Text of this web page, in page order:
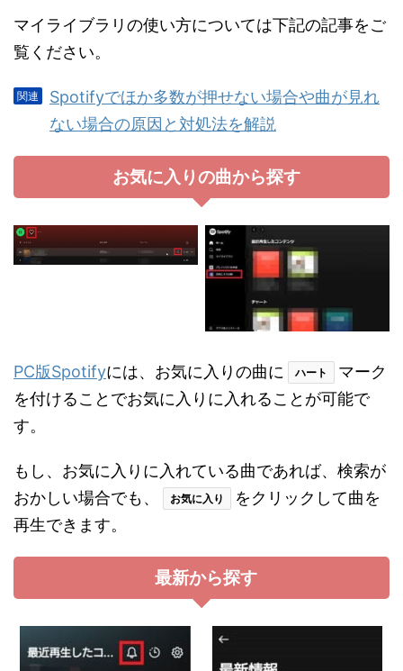
マイライブラリの使い方については下記の記事をご
覧ください。
Spotifyでほか多数が押せない場合や曲が見れ
ない場合の原因と対処法を解説
お気に入りの曲から探す
PC版Spotifyには、お気に入りの曲に ハート
マーク
を付けることでお気に入りに入れることが可能で
す。
もし、お気に入りに入れている曲であれば、検索が
おかしい場合でも、
お気に入り
をクリックして曲を
再生できます。
最新から探す